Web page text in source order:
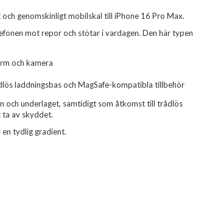
genomskinligt mobilskal till iPhone 16 Pro Max.
mot repor och stötar i vardagen. Den här typen
och kamera
laddningsbas och MagSafe-kompatibla tillbehör
och underlaget, samtidigt som åtkomst till trådlös
ta av skyddet.
tydlig gradient.